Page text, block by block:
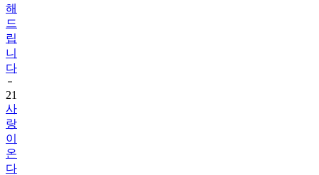
해
드
립
니
다
21
사
랑
이
온
다